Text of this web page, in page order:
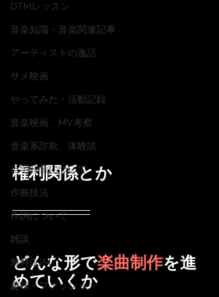
DTMレッスン
音楽知識・音楽関連記事
アーティストの逸話
サメ映画
やってみた・活動記録
音楽映画、MV考察
音楽系詐欺、体験談
自宅録音について
作曲技法
作詞について
雑談
無料BGM
趣味・ファッション
権利関係とか
どんな形で楽曲制作を進
めていくか